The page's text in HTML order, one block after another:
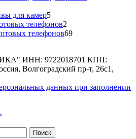
для камер55
товаров
телефонов2
товара
телефонов6969
ИНН: 9722018701 КПП:
Волгоградский пр-т, 26с1,
данных при заполнении
Поиск